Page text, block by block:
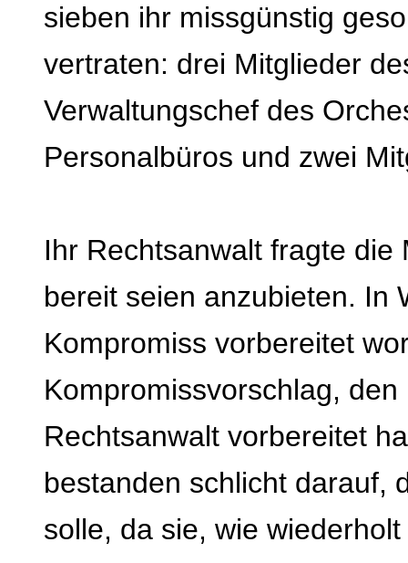
sieben ihr missgünstig
vertraten: drei Mitglieder
Verwaltungschef des
Personalbüros und zwei
Ihr Rechtsanwalt fragte
bereit seien anzubieten. In
Kompromiss vorbereitet
Kompromissvorschlag,
Rechtsanwalt vorbereitet
bestanden schlicht darauf,
solle, da sie, wie